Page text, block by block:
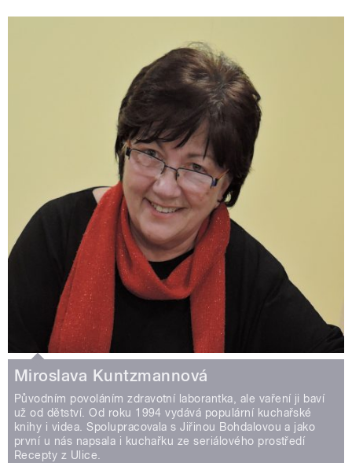
Miroslava Kuntzmannová
Původním povoláním zdravotní laborantka, ale vaření ji baví
už od dětství. Od roku 1994 vydává populární kuchařské
knihy i videa. Spolupracovala s Jiřinou Bohdalovou a jako
první u nás napsala i kuchařku ze seriálového prostředí
Recepty z Ulice.